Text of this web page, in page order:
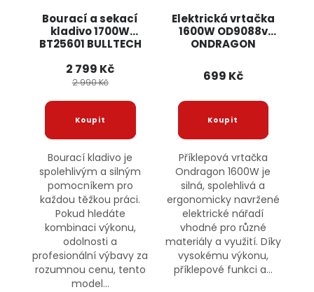
Bourací a sekací
kladivo 1700W
BT25601 BULLTECH
2 799 Kč
2 990 Kč
Bourací kladivo je
spolehlivým a silným
pomocníkem pro
každou těžkou práci.
Pokud hledáte
kombinaci výkonu,
odolnosti a
profesionální výbavy za
rozumnou cenu, tento
model...
Elektrická vrtačka
1600W OD9088v
ONDRAGON
699 Kč
Příklepová vrtačka
Ondragon 1600W je
silná, spolehlivá a
ergonomicky navržené
elektrické nářadí
vhodné pro různé
materiály a využití. Díky
vysokému výkonu,
příklepové funkci a...